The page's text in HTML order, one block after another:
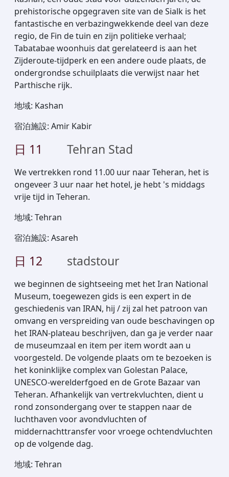
prehistorische opgegraven site van de Sialk is het
fantastische en verbazingwekkende deel van deze
regio, de Fin de tuin en zijn politieke verhaal;
Tabatabae woonhuis dat gerelateerd is aan het
Zijderoute-tijdperk en een andere oude plaats, de
ondergrondse schuilplaats die verwijst naar het
Parthische rijk.
地域: Kashan
宿泊施設: Amir Kabir
日 11 Tehran Stad
We vertrekken rond 11.00 uur naar Teheran, het is
ongeveer 3 uur naar het hotel, je hebt 's middags
vrije tijd in Teheran.
地域: Tehran
宿泊施設: Asareh
日 12 stadstour
we beginnen de sightseeing met het Iran National
Museum, toegewezen gids is een expert in de
geschiedenis van IRAN, hij / zij zal het patroon van
omvang en verspreiding van oude beschavingen op
het IRAN-plateau beschrijven, dan ga je verder naar
de museumzaal en item per item wordt aan u
voorgesteld. De volgende plaats om te bezoeken is
het koninklijke complex van Golestan Palace,
UNESCO-werelderfgoed en de Grote Bazaar van
Teheran. Afhankelijk van vertrekvluchten, dient u
rond zonsondergang over te stappen naar de
luchthaven voor avondvluchten of
middernachttransfer voor vroege ochtendvluchten
op de volgende dag.
地域: Tehran